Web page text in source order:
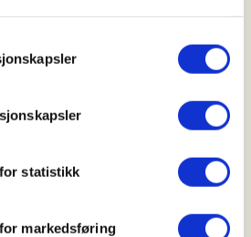
statistikk
markedsføring